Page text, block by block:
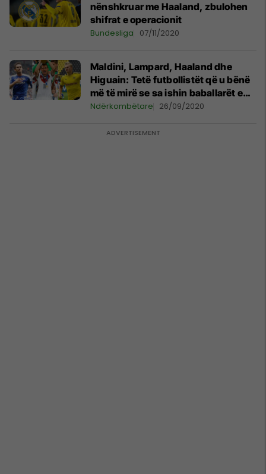
nënshkruar me Haaland, zbulohen
shifrat e operacionit
Bundesliga 07/11/2020
Maldini, Lampard, Haaland dhe
Higuain: Tetë futbollistët që u bënë
më të mirë se sa ishin baballarët e
tyre të famshëm
Ndërkombëtare 26/09/2020